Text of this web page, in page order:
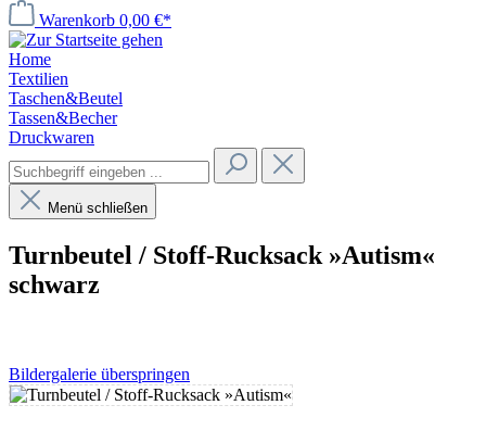
Warenkorb 0,00 €*
Home
Textilien
Taschen&Beutel
Tassen&Becher
Druckwaren
Menü schließen
Turnbeutel / Stoff-Rucksack »Autism«
schwarz
Bildergalerie überspringen